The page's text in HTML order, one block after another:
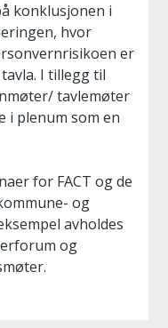
konklusjonen i
hvor
er
I tillegg til
tavlemøter
i plenum som en
for FACT og de
og
avholdes
og